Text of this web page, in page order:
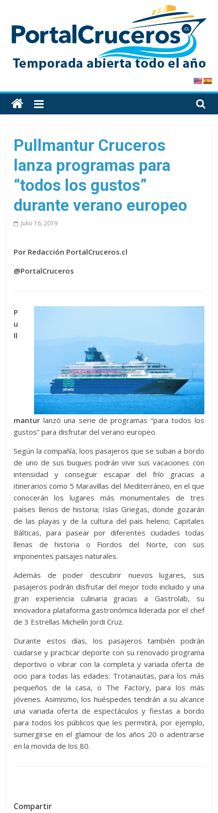
content
PortalCruceros
Toda
la
de
cruceros
un
solo
sitio
Pullmantur Cruceros
lanza programas para
“todos los gustos”
durante verano europeo
Julio 16, 2019
Por Redacción PortalCruceros.cl
@PortalCruceros
P
u
ll
mantur lanzó una serie de programas “para todos los
gustos” para disfrutar del verano europeo.
Según la compañía, loos pasajeros que se suban a bordo
de uno de sus buques podrán vivir sus vacaciones con
intensidad y conseguir escapar del frío gracias a
itinerarios como 5 Maravillas del Mediterráneo, en el que
conocerán los lugares más monumentales de tres
países llenos de historia; Islas Griegas, donde gozarán
de las playas y de la cultura del país heleno; Capitales
Bálticas, para pasear por diferentes ciudades todas
llenas de historia o Fiordos del Norte, con sus
imponentes paisajes naturales.
Además de poder descubrir nuevos lugares, sus
pasajeros podrán disfrutar del mejor todo incluido y una
gran experiencia culinaria gracias a Gastrolab, su
innovadora plataforma gastronómica liderada por el chef
de 3 Estrellas Michelín Jordi Cruz.
Durante estos días, los pasajeros también podrán
cuidarse y practicar deporte con su renovado programa
deportivo o vibrar con la completa y variada oferta de
ocio para todas las edades: Trotanautas, para los más
pequeños de la casa, o The Factory, para los más
jóvenes. Asimismo, los huéspedes tendrán a su alcance
una variada oferta de espectáculos y fiestas a bordo
para todos los públicos que les permitirá, por ejemplo,
sumergirse en el glamour de los años 20 o adentrarse
en la movida de los 80.
Compartir